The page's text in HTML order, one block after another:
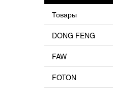
Товары
DONG FENG
FAW
FOTON